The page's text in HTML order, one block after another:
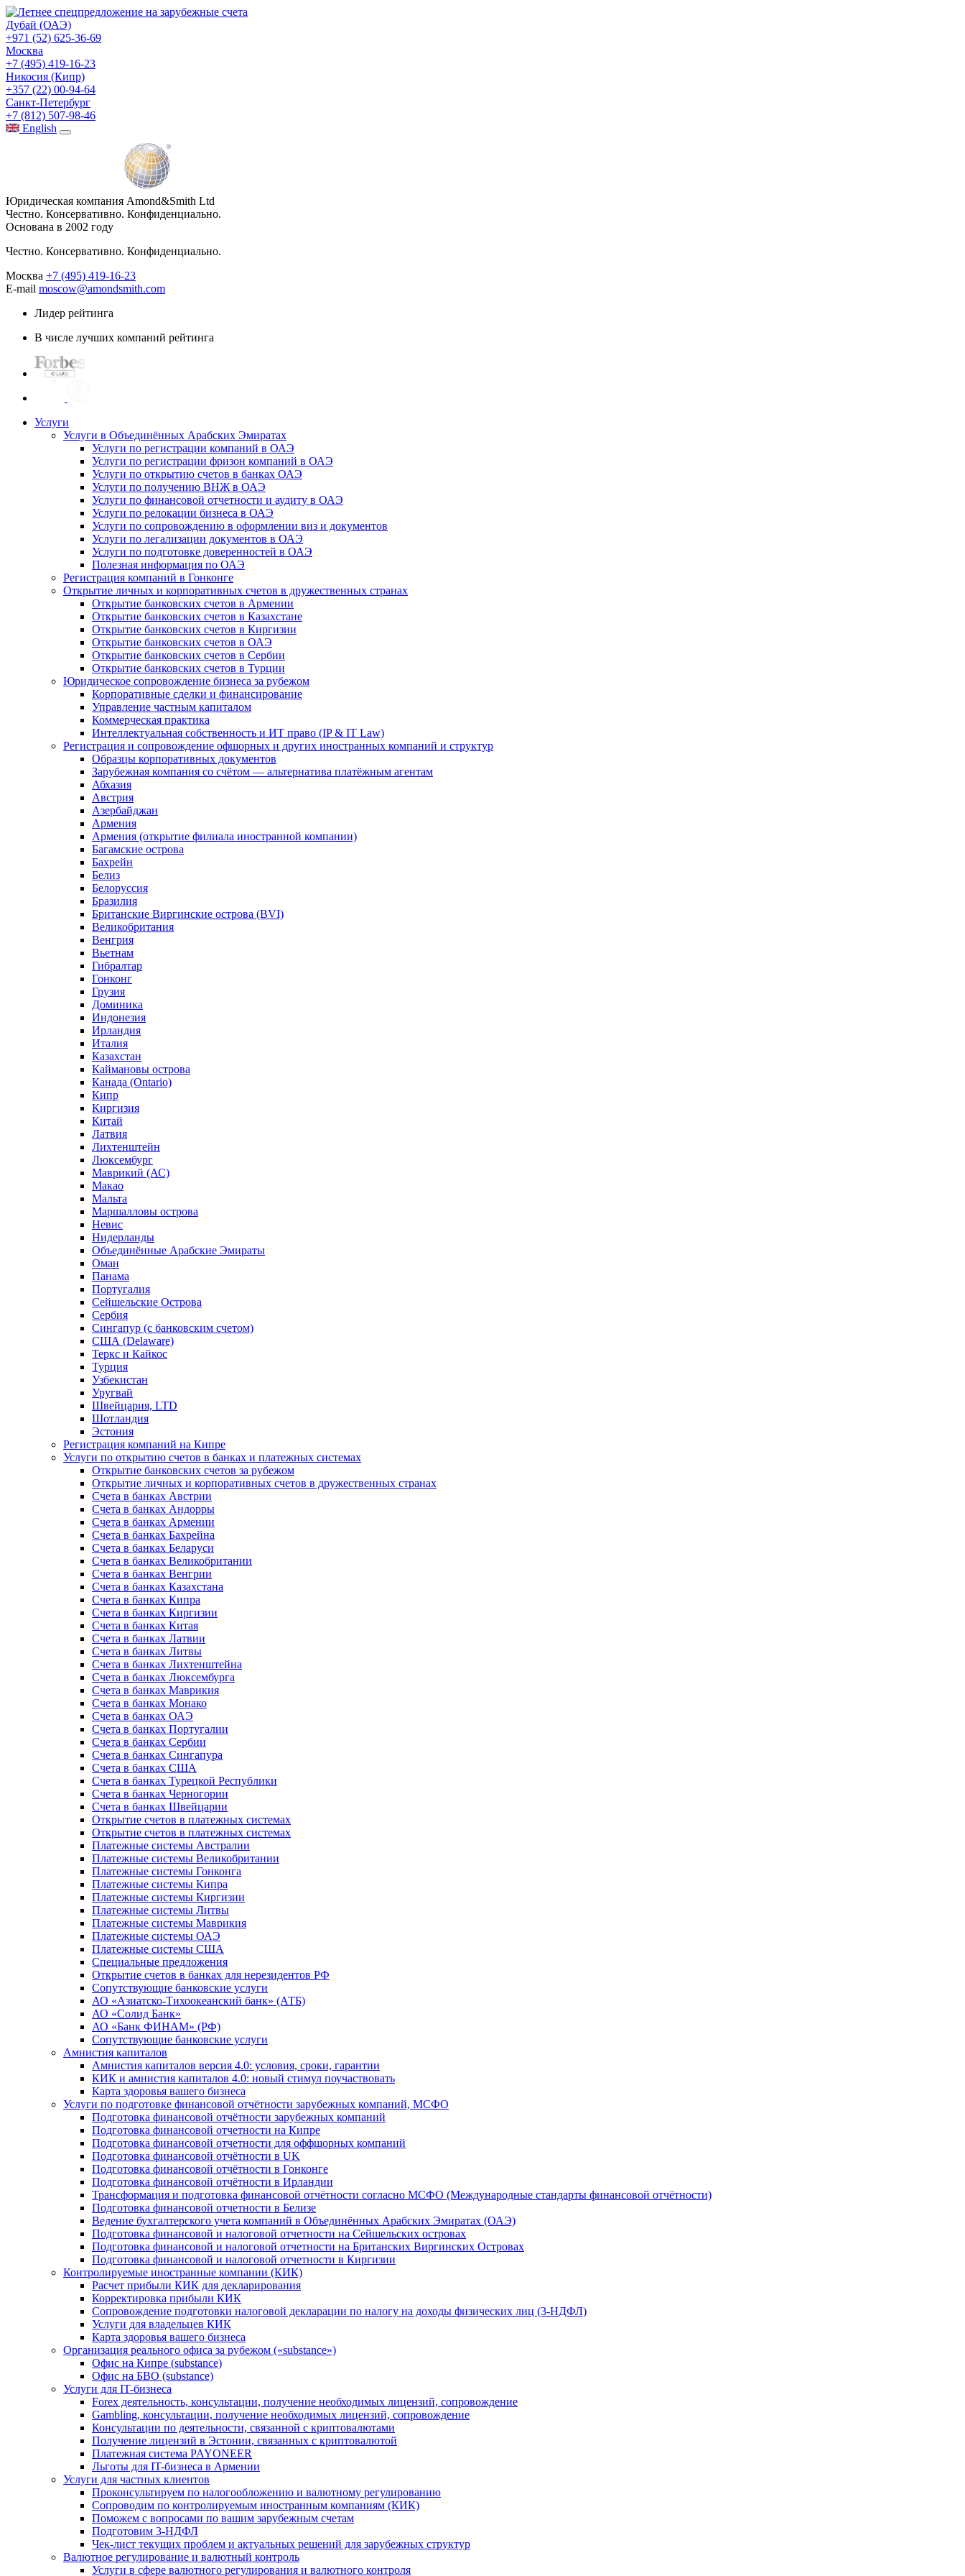
Дубай (ОАЭ)
+971 (52) 625-36-69
Москва
+7 (495) 419-16-23
Никосия (Кипр)
+357 (22) 00-94-64
Санкт-Петербург
+7 (812) 507-98-46
English
Юридическая компания Amond&Smith Ltd
Честно. Консервативно. Конфиденциально.
Основана в 2002 году
Честно. Консервативно. Конфиденциально.
Москва +7 (495) 419-16-23
E-mail moscow@amondsmith.com
Лидер рейтинга
В числе лучших компаний рейтинга
Услуги
Услуги в Объединённых Арабских Эмиратах
Услуги по регистрации компаний в ОАЭ
Услуги по регистрации фризон компаний в ОАЭ
Услуги по открытию счетов в банках ОАЭ
Услуги по получению ВНЖ в ОАЭ
Услуги по финансовой отчетности и аудиту в ОАЭ
Услуги по релокации бизнеса в ОАЭ
Услуги по сопровождению в оформлении виз и документов
Услуги по легализации документов в ОАЭ
Услуги по подготовке доверенностей в ОАЭ
Полезная информация по ОАЭ
Регистрация компаний в Гонконге
Открытие личных и корпоративных счетов в дружественных странах
Открытие банковских счетов в Армении
Открытие банковских счетов в Казахстане
Открытие банковских счетов в Киргизии
Открытие банковских счетов в ОАЭ
Открытие банковских счетов в Сербии
Открытие банковских счетов в Турции
Юридическое сопровождение бизнеса за рубежом
Корпоративные сделки и финансирование
Управление частным капиталом
Коммерческая практика
Интеллектуальная собственность и ИТ право (IP & IT Law)
Регистрация и сопровождение офшорных и других иностранных компаний и структур
Образцы корпоративных документов
Зарубежная компания со счётом — альтернатива платёжным агентам
Абхазия
Австрия
Азербайджан
Армения
Армения (открытие филиала иностранной компании)
Багамские острова
Бахрейн
Белиз
Белоруссия
Бразилия
Британские Виргинские острова (BVI)
Великобритания
Венгрия
Вьетнам
Гибралтар
Гонконг
Грузия
Доминика
Индонезия
Ирландия
Италия
Казахстан
Каймановы острова
Канада (Ontario)
Кипр
Киргизия
Китай
Латвия
Лихтенштейн
Люксембург
Маврикий (АС)
Макао
Мальта
Маршалловы острова
Нeвис
Нидерланды
Объединённые Арабские Эмираты
Оман
Панама
Португалия
Сейшельские Острова
Сербия
Сингапур (c банковским счетом)
США (Delaware)
Теркс и Кайкос
Турция
Узбекистан
Уругвай
Швейцария, LTD
Шотландия
Эстония
Регистрация компаний на Кипре
Услуги по открытию счетов в банках и платежных системах
Открытие банковских счетов за рубежом
Открытие личных и корпоративных счетов в дружественных странах
Счета в банках Австрии
Счета в банках Андорры
Счета в банках Армении
Счета в банках Бахрейна
Счета в банках Беларуси
Счета в банках Великобритании
Счета в банках Венгрии
Счета в банках Казахстана
Счета в банках Кипра
Счета в банках Киргизии
Счета в банках Китая
Счета в банках Латвии
Счета в банках Литвы
Счета в банках Лихтенштейна
Счета в банках Люксембурга
Счета в банках Маврикия
Счета в банках Монако
Счета в банках ОАЭ
Счета в банках Португалии
Счета в банках Сербии
Счета в банках Сингапура
Счета в банках США
Счета в банках Турецкой Республики
Счета в банках Черногории
Счета в банках Швейцарии
Открытие счетов в платежных системах
Открытие счетов в платежных системах
Платежные системы Австралии
Платежные системы Великобритании
Платежные системы Гонконга
Платежные системы Кипра
Платежные системы Киргизии
Платежные системы Литвы
Платежные системы Маврикия
Платежные системы ОАЭ
Платежные системы США
Специальные предложения
Открытие счетов в банках для нерезидентов РФ
Сопутствующие банковские услуги
АО «Азиатско-Тихоокеанский банк» (АТБ)
АО «Солид Банк»
АО «Банк ФИНАМ» (РФ)
Сопутствующие банковские услуги
Амнистия капиталов
Амнистия капиталов версия 4.0: условия, сроки, гарантии
КИК и амнистия капиталов 4.0: новый стимул поучаствовать
Карта здоровья вашего бизнеса
Услуги по подготовке финансовой отчётности зарубежных компаний, МСФО
Подготовка финансовой отчётности зарубежных компаний
Подготовка финансовой отчетности на Кипре
Подготовка финансовой отчетности для оффшорных компаний
Подготовка финансовой отчётности в UK
Подготовка финансовой отчётности в Гонконге
Подготовка финансовой отчётности в Ирландии
Трансформация и подготовка финансовой отчётности согласно МСФО (Международные стандарты финансовой отчётности)
Подготовка финансовой отчетности в Белизе
Ведение бухгалтерского учета компаний в Объединённых Арабских Эмиратах (ОАЭ)
Подготовка финансовой и налоговой отчетности на Сейшельских островах
Подготовка финансовой и налоговой отчетности на Британских Виргинских Островах
Подготовка финансовой и налоговой отчетности в Киргизии
Контролируемые иностранные компании (КИК)
Расчет прибыли КИК для декларирования
Корректировка прибыли КИК
Сопровождение подготовки налоговой декларации по налогу на доходы физических лиц (3-НДФЛ)
Услуги для владельцев КИК
Карта здоровья вашего бизнеса
Организация реального офиса за рубежом («substance»)
Офис на Кипре (substance)
Офис на БВО (substance)
Услуги для IT-бизнеса
Forex деятельность, консультации, получение необходимых лицензий, сопровождение
Gambling, консультации, получение необходимых лицензий, сопровождение
Консультации по деятельности, связанной с криптовалютами
Получение лицензий в Эстонии, связанных с криптовалютой
Платежная система PAYONEER
Льготы для IT-бизнеса в Армении
Услуги для частных клиентов
Проконсультируем по налогообложению и валютному регулированию
Сопроводим по контролируемым иностранным компаниям (КИК)
Поможем с вопросами по вашим зарубежным счетам
Подготовим 3-НДФЛ
Чек-лист текущих проблем и актуальных решений для зарубежных структур
Валютное регулирование и валютный контроль
Услуги в сфере валютного регулирования и валютного контроля